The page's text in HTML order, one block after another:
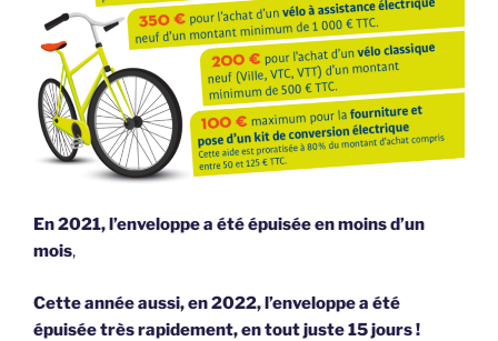
En 2021, l’enveloppe a été épuisée en moins d’un
mois,
Cette année aussi, en 2022, l’enveloppe a été
épuisée très rapidement, en tout juste 15 jours !